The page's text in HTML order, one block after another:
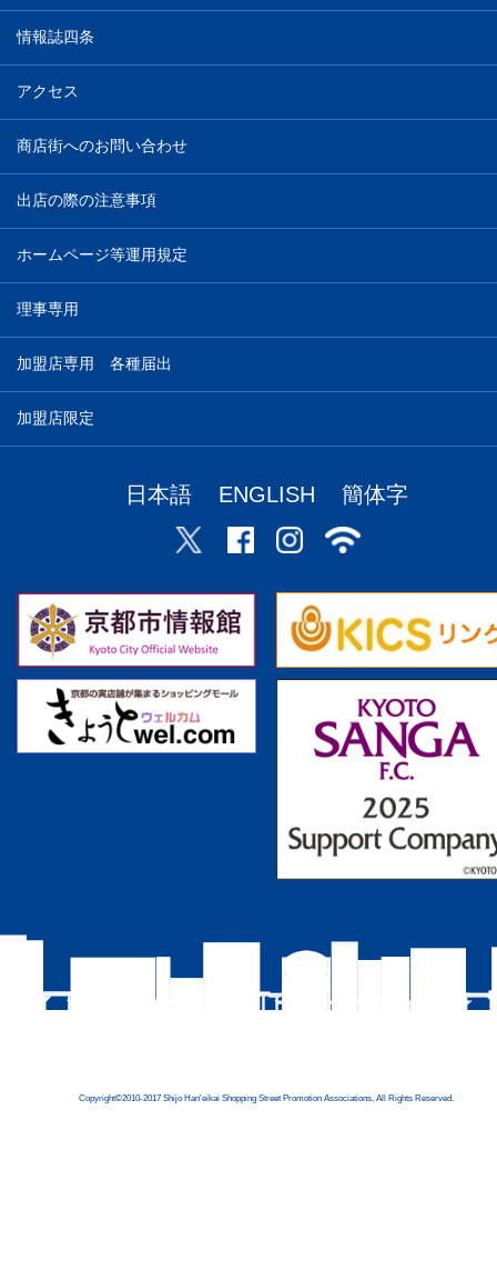
情報誌四条
アクセス
商店街へのお問い合わせ
出店の際の注意事項
ホームページ等運用規定
理事専用
加盟店専用 各種届出
加盟店限定
日本語 ENGLISH 簡体字
Copyright©2010-2017 Shijo Han'eikai Shopping Street Promotion Associations, All Rights Reserved.